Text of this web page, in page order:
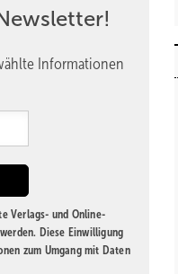
Informationen
Verlags- und Online-
Diese Einwilligung
zum Umgang mit Daten